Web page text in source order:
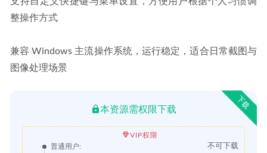
整操作方式
兼容 Windows 主流操作系统，运行稳定，适合日常截图与
图像处理场景
下载
本资源需权限下载
VIP权限
普通用户:
不可下载